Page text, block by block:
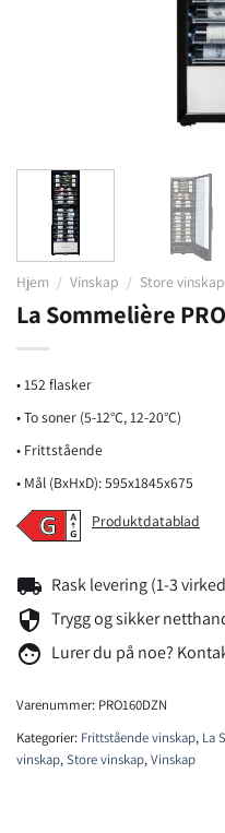
Hjem / Vinskap / Store vinskap
La Sommelière
• 152 flasker
• To soner (5-12°C, 12-20°C)
• Frittstående
• Mål (BxHxD): 595x1845x675
Produktdatablad
local_shipping Rask levering (1-3
security Trygg og sikker
face Lurer du på noe?
Varenummer: PRO160DZN
Kategorier: Frittstående vinskap, La
vinskap,Store vinskap,Vinskap